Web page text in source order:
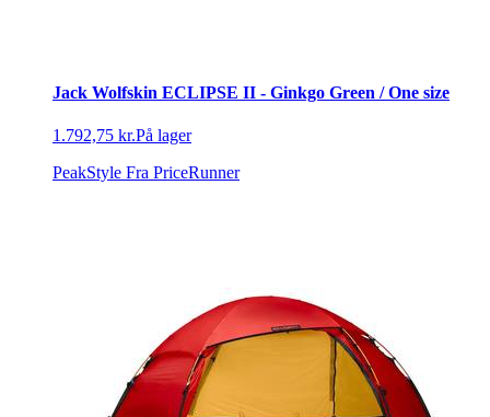
Jack Wolfskin ECLIPSE II - Ginkgo Green / One size
1.792,75 kr.På lager
PeakStyle Fra PriceRunner